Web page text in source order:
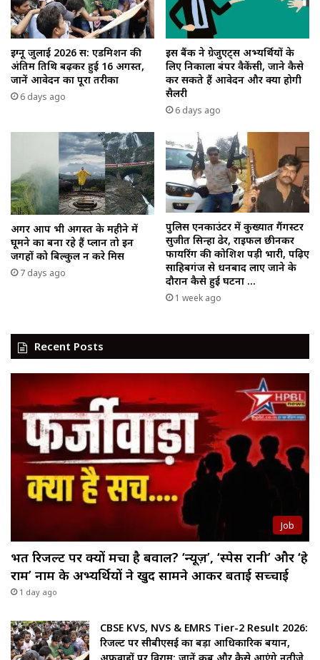
इग्नू जुलाई 2026 सत्र: एडमिशन की
अंतिम तिथि बढ़कर हुई 16 अगस्त,
जानें आवेदन का पूरा तरीका
6 days ago
इस बैंक ने ग्रेजुएट्स अभ्यर्थियों के
लिए निकाला बंपर वैकेंसी, जाने कैसे
कर सकते हैं आवेदन और क्या होगी
सैलरी
6 days ago
अगर आप भी अगस्त के महीने में
घूमने का बना रहे हैं प्लान तो इन
जगहों को बिल्कुल न करे मिस
7 days ago
पुलिस एनकाउंटर में कुख्यात गैंगस्टर
सुजीत सिन्हा ढेर, राइफल छीनकर
फायरिंग की कोशिश पड़ी भारी, पढ़िए
साहिबगंज से धनबाद लाए जाने के
दौरान कैसे हुई घटना …
1 week ago
Recent Posts
Job
भर्ती रिजल्ट पर क्यों मचा है बवाल? ‘न्यूज़’, ‘स्पेस रानी’ और ‘हे
राम’ नाम के अभ्यर्थियों ने खुद सामने आकर बताई सच्चाई
1 day ago
CBSE KVS, NVS & EMRS Tier-2 Result 2026:
रिजल्ट पर सीबीएसई का बड़ा आधिकारिक बयान,